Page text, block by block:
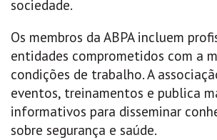
sociedade.
Os membros da ABPA incluem
entidades comprometidos com a
condições de trabalho. A
eventos, treinamentos e publica
informativos para disseminar
sobre segurança e saúde.